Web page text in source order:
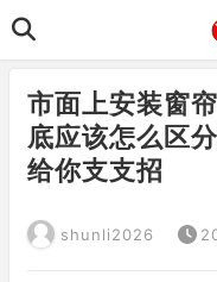
市面上安装窗
底应该怎么区
给你支支招
shunli2026